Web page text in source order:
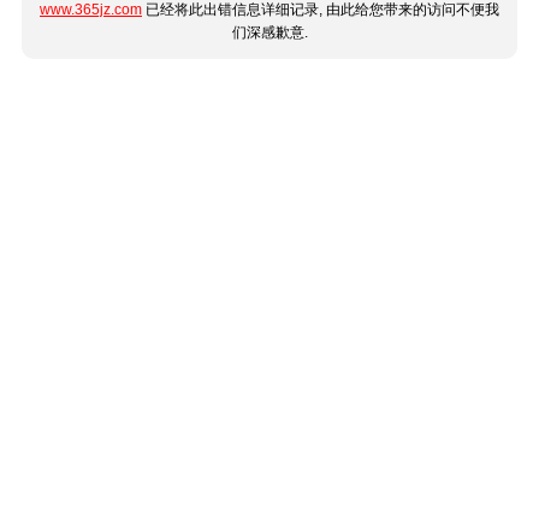
www.365jz.com 已经将此出错信息详细记录, 由此给您带来的访问不便我
们深感歉意.